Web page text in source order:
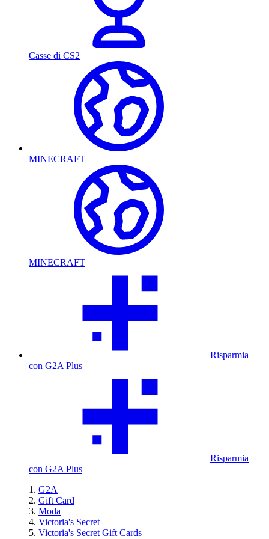
Casse di CS2
MINECRAFT
MINECRAFT
Risparmia
con G2A Plus
Risparmia
con G2A Plus
G2A
Gift Card
Moda
Victoria's Secret
Victoria's Secret Gift Cards